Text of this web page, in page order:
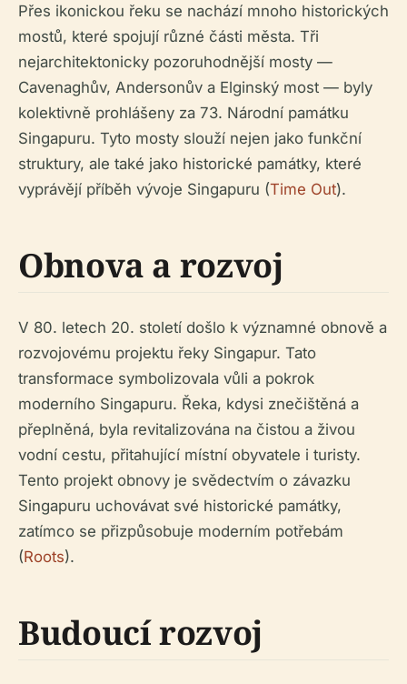
Přes ikonickou řeku se nachází mnoho historických
mostů, které spojují různé části města. Tři
nejarchitektonicky pozoruhodnější mosty —
Cavenaghův, Andersonův a Elginský most — byly
kolektivně prohlášeny za 73. Národní památku
Singapuru. Tyto mosty slouží nejen jako funkční
struktury, ale také jako historické památky, které
vyprávějí příběh vývoje Singapuru (Time Out).
Obnova a rozvoj
V 80. letech 20. století došlo k významné obnově a
rozvojovému projektu řeky Singapur. Tato
transformace symbolizovala vůli a pokrok
moderního Singapuru. Řeka, kdysi znečištěná a
přeplněná, byla revitalizována na čistou a živou
vodní cestu, přitahující místní obyvatele i turisty.
Tento projekt obnovy je svědectvím o závazku
Singapuru uchovávat své historické památky,
zatímco se přizpůsobuje moderním potřebám
(Roots).
Budoucí rozvoj